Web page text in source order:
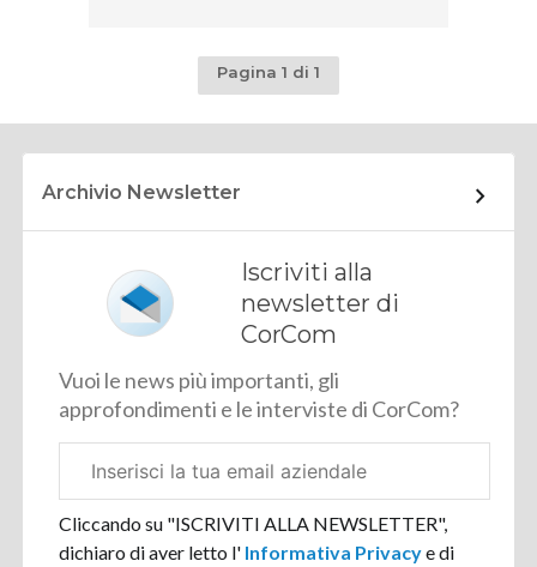
Pagina 1 di 1
Archivio Newsletter
Iscriviti alla
newsletter di
CorCom
Vuoi le news più importanti, gli
approfondimenti e le interviste di CorCom?
aziendale
Cliccando su "ISCRIVITI ALLA NEWSLETTER",
dichiaro di aver letto l' Informativa Privacye di